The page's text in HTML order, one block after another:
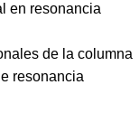
en resonancia
de la columna
resonancia